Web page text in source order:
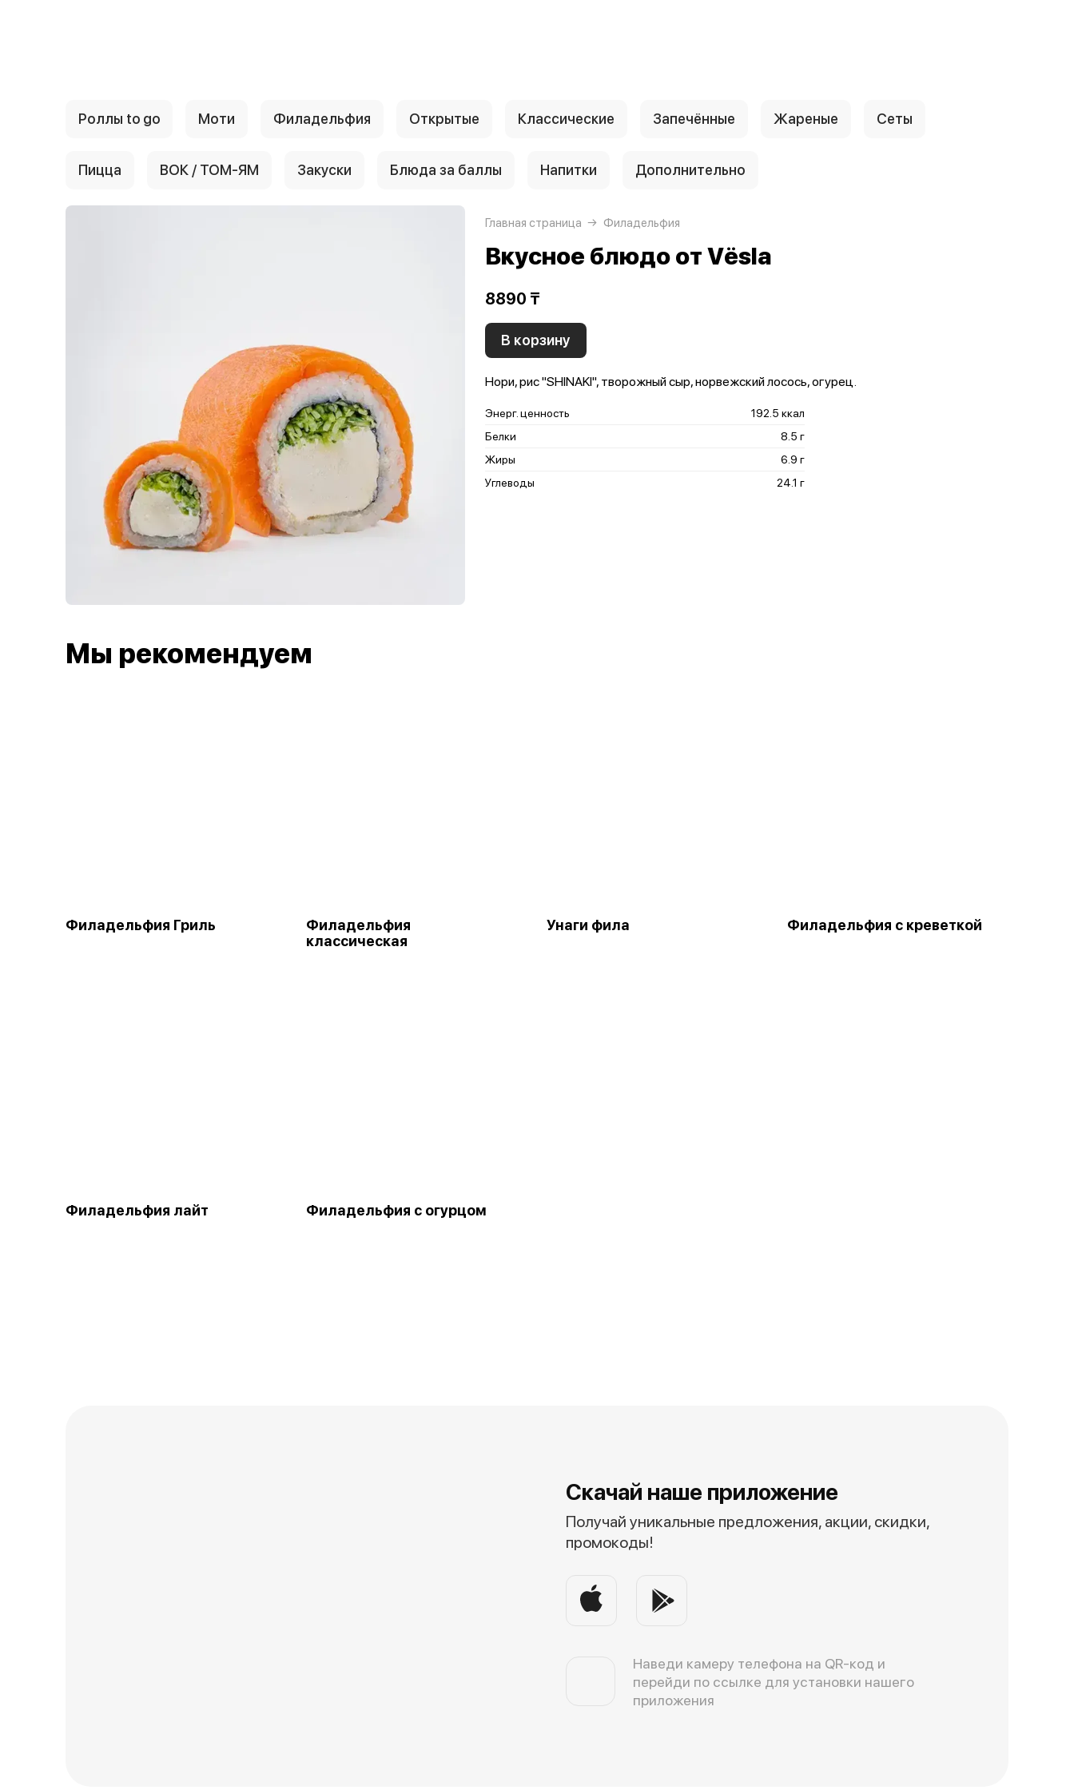
Роллы to go Моти Филадельфия Открытые Классические Запечённые Жареные Сеты
Пицца ВОК / ТОМ-ЯМ Закуски Блюда за баллы Напитки Дополнительно
Главная страница Филадельфия
Вкусное блюдо от Vёsla
8890 ₸
В корзину
Нори, рис "SHINAKI", творожный сыр, норвежский лосось, огурец.
Энерг. ценность
192.5 ккал
Белки
8.5 г
Жиры
6.9 г
Углеводы
24.1 г
Мы рекомендуем
Филадельфия Гриль
Филадельфия
классическая
Унаги фила Филадельфия с креветкой
Филадельфия лайт Филадельфия с огурцом
Скачай наше приложение
Получай уникальные предложения, акции, скидки,
промокоды!
Наведи камеру телефона на QR-код и
перейди по ссылке для установки нашего
приложения